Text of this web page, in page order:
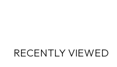
RECENTLY VIEWED